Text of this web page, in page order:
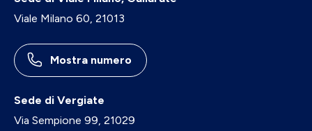
Viale Milano 60, 21013
Mostra numero
Sede di Vergiate
Via Sempione 99, 21029